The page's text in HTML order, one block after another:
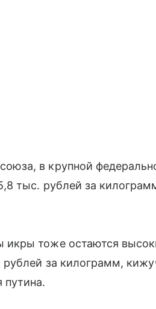
в крупной
тыс. рублей за
икры тоже остаются
рублей за килограмм,
путина.